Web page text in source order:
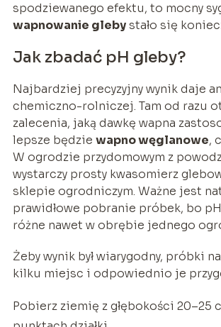
spodziewanego efektu, to mocny
wapnowanie glebystało się
Jak zbadać pH gleby?
Najbardziej precyzyjny wynik daje
chemiczno-rolniczej. Tam od razu
zalecenia, jaką dawkę wapna
lepsze będzie wapno węglanowe,
W ogrodzie przydomowym z
wystarczy prosty kwasomierz
sklepie ogrodniczym. Ważne jest
prawidłowe pobranie próbek, bo
różne nawet w obrębie jednego
Żeby wynik był wiarygodny, próbki
kilku miejsc i odpowiednio je
Pobierz ziemię z głębokości 20–25